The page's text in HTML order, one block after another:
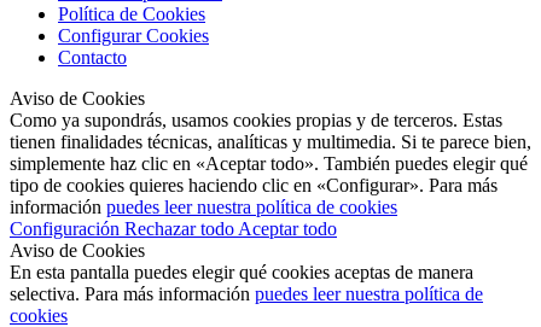
Política de Cookies
Configurar Cookies
Contacto
Aviso de Cookies
Como ya supondrás, usamos cookies propias y de terceros. Estas
tienen finalidades técnicas, analíticas y multimedia. Si te parece bien,
simplemente haz clic en «Aceptar todo». También puedes elegir qué
tipo de cookies quieres haciendo clic en «Configurar». Para más
información puedes leer nuestra política de cookies
Configuración Rechazar todo Aceptar todo
Aviso de Cookies
En esta pantalla puedes elegir qué cookies aceptas de manera
selectiva. Para más información puedes leer nuestra política de
cookies